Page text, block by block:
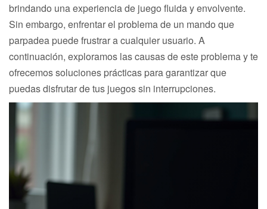
brindando una experiencia de juego fluida y envolvente.
Sin embargo, enfrentar el problema de un mando que
parpadea puede frustrar a cualquier usuario. A
continuación, exploramos las causas de este problema y te
ofrecemos soluciones prácticas para garantizar que
puedas disfrutar de tus juegos sin interrupciones.